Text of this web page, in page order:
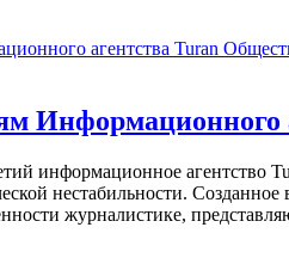
Информационного
информационное агентство
нестабильности.
журналистике,